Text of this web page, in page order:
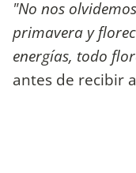
"No nos
primavera y
energías, todo
antes de recibir